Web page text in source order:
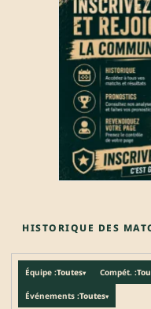
HISTORIQUE DES
Équipe :Toutes▾ Compét. :
Événements :Toutes▾